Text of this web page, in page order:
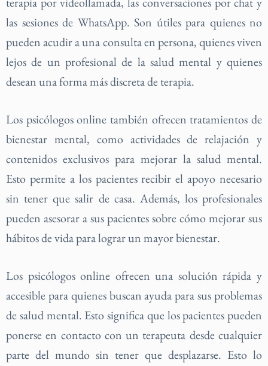
las sesiones de WhatsApp. Son útiles para quienes no
pueden acudir a una consulta en persona, quienes viven
lejos de un profesional de la salud mental y quienes
desean una forma más discreta de terapia.
Los psicólogos online también ofrecen tratamientos de
bienestar mental, como actividades de relajación y
contenidos exclusivos para mejorar la salud mental.
Esto permite a los pacientes recibir el apoyo necesario
sin tener que salir de casa. Además, los profesionales
pueden asesorar a sus pacientes sobre cómo mejorar sus
hábitos de vida para lograr un mayor bienestar.
Los psicólogos online ofrecen una solución rápida y
accesible para quienes buscan ayuda para sus problemas
de salud mental. Esto significa que los pacientes pueden
ponerse en contacto con un terapeuta desde cualquier
parte del mundo sin tener que desplazarse. Esto lo